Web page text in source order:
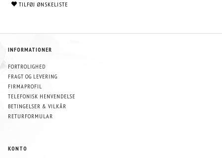
TILFØJ ØNSKELISTE
INFORMATIONER
FORTROLIGHED
FRAGT OG LEVERING
FIRMAPROFIL
TELEFONISK HENVENDELSE
BETINGELSER & VILKÅR
RETURFORMULAR
KONTO